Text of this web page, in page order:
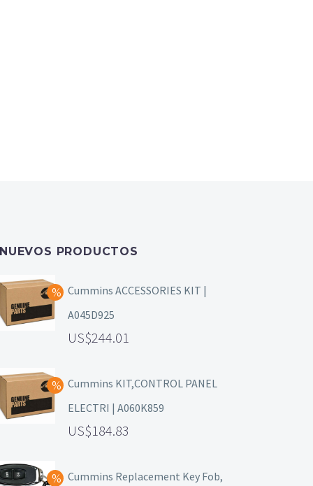
NUEVOS PRODUCTOS
Cummins ACCESSORIES KIT |
A045D925
244.01
Cummins KIT,CONTROL PANEL
ELECTRI | A060K859
184.83
Cummins Replacement Key Fob,